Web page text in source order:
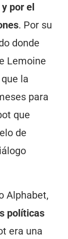
por el
. Por su
donde
Lemoine
la
para
que
de
Alphabet,
políticas
era una